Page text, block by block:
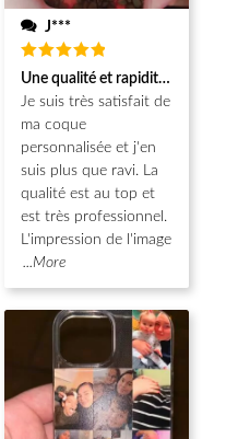
J***
Note5
sur 5
Une qualité et rapidité au top!
Je suis très satisfait de
ma coque
personnalisée et j'en
suis plus que ravi. La
qualité est au top et
est très professionnel.
L'impression de l'image
...More